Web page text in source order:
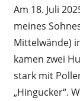
Am 18. Juli
meines
Mittelwände)
kamen zwei
stark mit
„Hingucker“.